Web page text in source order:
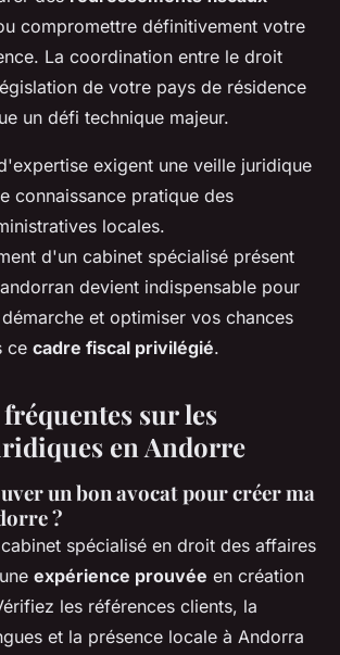
compromettre définitivement votre
La coordination entre le droit
de votre pays de résidence
un défi technique majeur.
exigent une veille juridique
connaissance pratique des
locales.
d'un cabinet spécialisé présent
devient indispensable pour
et optimiser vos chances
ce cadre fiscal privilégié.
sur les
en Andorre
un bon avocat pour créer ma
?
spécialisé en droit des affaires
expérience prouvée en création
les références clients, la
et la présence locale à Andorra